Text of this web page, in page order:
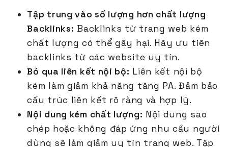
Tập trung vào số lượng hơn chất lượng
Backlinks: Backlinks từ trang web kém
chất lượng có thể gây hại. Hãy ưu tiên
backlinks từ các website uy tín.
Bỏ qua liên kết nội bộ: Liên kết nội bộ
kém làm giảm khả năng tăng PA. Đảm bảo
cấu trúc liên kết rõ ràng và hợp lý.
Nội dung kém chất lượng: Nội dung sao
chép hoặc không đáp ứng nhu cầu người
dùng sẽ làm giảm uy tín trang web. Tập